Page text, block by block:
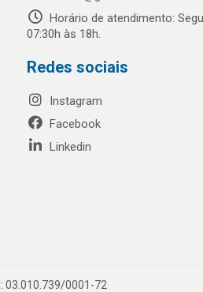
Horário de atendimento:
07:30h às 18h.
Redes sociais
Instagram
Facebook
Linkedin
03.010.739/0001-72